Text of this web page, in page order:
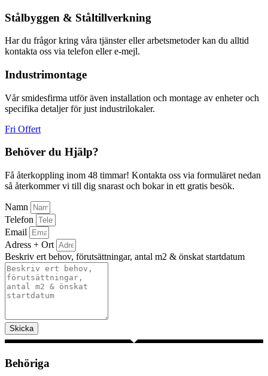
Stålbyggen & Ståltillverkning
Har du frågor kring våra tjänster eller arbetsmetoder kan du alltid
kontakta oss via telefon eller e-mejl.
Industrimontage
Vår smidesfirma utför även installation och montage av enheter och
specifika detaljer för just industrilokaler.
Fri Offert
Behöver du Hjälp?
Få återkoppling inom 48 timmar! Kontakta oss via formuläret nedan
så återkommer vi till dig snarast och bokar in ett gratis besök.
Namn
Telefon
Email
Adress + Ort
Beskriv ert behov, förutsättningar, antal m2 & önskat startdatum
Skicka
Behöriga